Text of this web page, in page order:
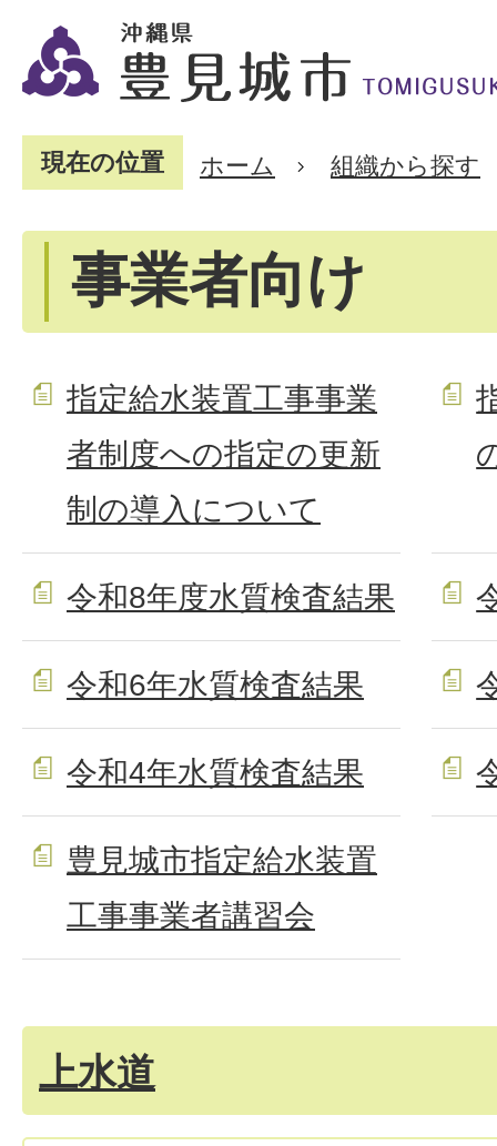
現在の位置 ホーム 組織から探す
事業者向け
指定給水装置工事事業
者制度への指定の更新
制の導入について
令和8年度水質検査結果
令和6年水質検査結果
令和4年水質検査結果
豊見城市指定給水装置
工事事業者講習会
上水道